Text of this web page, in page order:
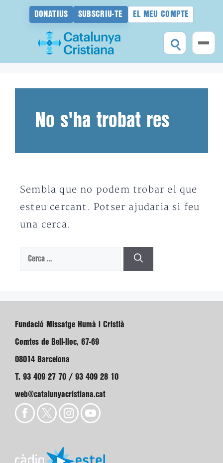
DONATIUS SUBSCRIU-TE EL MEU COMPTE
No s'ha trobat res
Sembla que no podem trobar el que
esteu cercant. Potser ajudaria si feu
una cerca.
Cerca:
Fundació Missatge Humà i Cristià
Comtes de Bell-lloc, 67-69
08014 Barcelona
T. 93 409 27 70 / 93 409 28 10
web@catalunyacristiana.cat